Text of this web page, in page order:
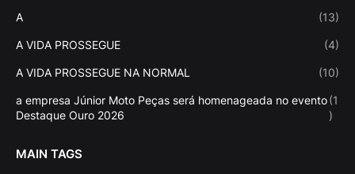
A (13)
A VIDA PROSSEGUE (4)
A VIDA PROSSEGUE NA NORMAL (10)
a empresa Júnior Moto Peças será homenageada no evento
Destaque Ouro 2026
(1
)
MAIN TAGS